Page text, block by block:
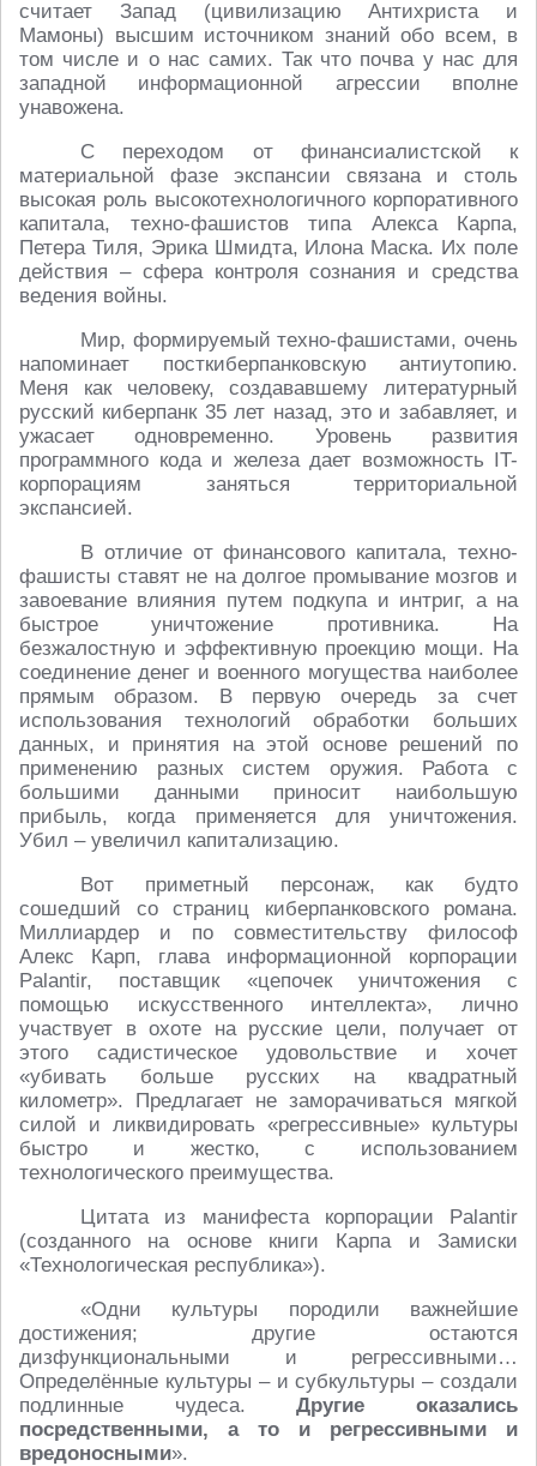
считает Запад (цивилизацию Антихриста и
Мамоны) высшим источником знаний обо всем, в
том числе и о нас самих. Так что почва у нас для
западной информационной агрессии вполне
унавожена.
С переходом от финансиалистской к
материальной фазе экспансии связана и столь
высокая роль высокотехнологичного корпоративного
капитала, техно-фашистов типа Алекса Карпа,
Петера Тиля, Эрика Шмидта, Илона Маска. Их поле
действия – сфера контроля сознания и средства
ведения войны.
Мир, формируемый техно-фашистами, очень
напоминает посткиберпанковскую антиутопию.
Меня как человеку, создававшему литературный
русский киберпанк 35 лет назад, это и забавляет, и
ужасает одновременно. Уровень развития
программного кода и железа дает возможность IT-
корпорациям заняться территориальной
экспансией.
В отличие от финансового капитала, техно-
фашисты ставят не на долгое промывание мозгов и
завоевание влияния путем подкупа и интриг, а на
быстрое уничтожение противника. На
безжалостную и эффективную проекцию мощи. На
соединение денег и военного могущества наиболее
прямым образом. В первую очередь за счет
использования технологий обработки больших
данных, и принятия на этой основе решений по
применению разных систем оружия. Работа с
большими данными приносит наибольшую
прибыль, когда применяется для уничтожения.
Убил – увеличил капитализацию.
Вот приметный персонаж, как будто
сошедший со страниц киберпанковского романа.
Миллиардер и по совместительству философ
Алекс Карп, глава информационной корпорации
Palantir, поставщик «цепочек уничтожения с
помощью искусственного интеллекта», лично
участвует в охоте на русские цели, получает от
этого садистическое удовольствие и хочет
«убивать больше русских на квадратный
километр». Предлагает не заморачиваться мягкой
силой и ликвидировать «регрессивные» культуры
быстро и жестко, с использованием
технологического преимущества.
Цитата из манифеста корпорации Palantir
(созданного на основе книги Карпа и Замиски
«Технологическая республика»).
«Одни культуры породили важнейшие
достижения; другие остаются
дизфункциональными и регрессивными…
Определённые культуры – и субкультуры – создали
подлинные чудеса.Другие оказались
посредственными, а то и регрессивными и
вредоносными».